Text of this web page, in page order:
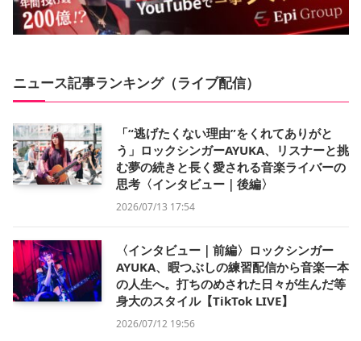
ニュース記事ランキング（ライブ配信）
「“逃げたくない理由”をくれてありがと
う」ロックシンガーAYUKA、リスナーと挑
む夢の続きと長く愛される音楽ライバーの
思考〈インタビュー｜後編〉
2026/07/13 17:54
〈インタビュー｜前編〉ロックシンガー
AYUKA、暇つぶしの練習配信から音楽一本
の人生へ。打ちのめされた日々が生んだ等
身大のスタイル【TikTok LIVE】
2026/07/12 19:56